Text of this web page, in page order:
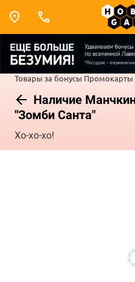
Товары за бонусы Промокарты
Наличие
"Зомби Санта"
Хо-хо-хо!